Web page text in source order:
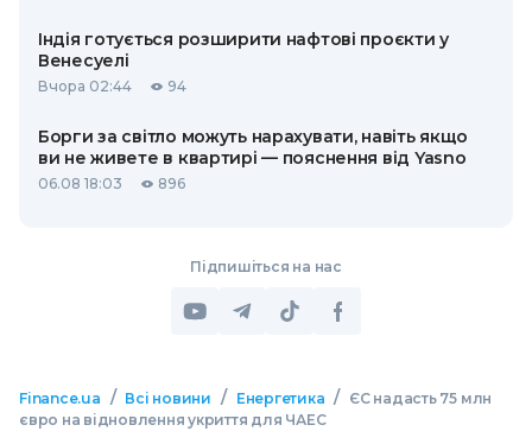
Індія готується розширити нафтові проєкти у
Венесуелі
Вчора 02:44 94
Борги за світло можуть нарахувати, навіть якщо
ви не живете в квартирі — пояснення від Yasno
06.08 18:03 896
Підпишіться на нас
Finance.ua / Всі новини / Енергетика / ЄС надасть 75 млн
євро на відновлення укриття для ЧАЕС